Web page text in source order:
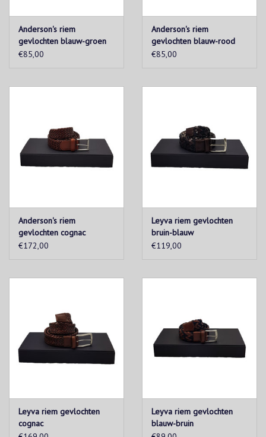
Anderson's riem
gevlochten blauw-groen
€85,00
Anderson's riem
gevlochten blauw-rood
€85,00
Anderson's riem
gevlochten cognac
€172,00
Leyva riem gevlochten
bruin-blauw
€119,00
Leyva riem gevlochten
cognac
Leyva riem gevlochten
blauw-bruin